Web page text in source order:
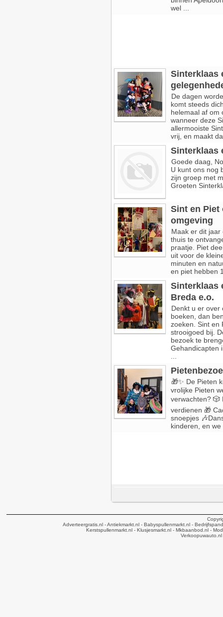
wel ...
Sinterklaas
De dagen
komt steeds
helemaal af om
wanneer deze
allermooiste
vrij, en maakt
Sinterklaas
Goede daag,
U kunt ons nog
zijn groep met
Groeten
Sint en Piet
omgeving
Maak er dit jaar
thuis te
praatje. Piet
uit voor de
minuten en
en piet hebben
Sinterklaas
Breda e.o.
Denkt u er over
boeken, dan
zoeken. Sint en
strooigoed bij.
bezoek te
Gehandicapten
🎁✨ De Pieten
vrolijke Pieten
verwachten? 🎲
verdienen 🎁
snoepjes
kinderen, en
Adverteergratis.nl - Antiekmarkt.nl - Babyspullenmarkt.nl -
Kerstspullenmarkt.nl- Klusjesmarkt.nl- Mkbaanbod.nl-
Verkoopuwauto.nl